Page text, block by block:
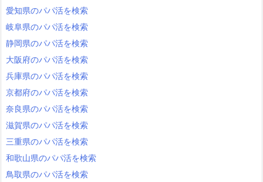
愛知県蒲郡市のパパ活を検索
愛知県犬山市のパパ活を検索
愛知県常滑市のパパ活を検索
愛知県江南市のパパ活を検索
愛知県新城市のパパ活を検索
愛知県東海市のパパ活を検索
愛知県大府市のパパ活を検索
愛知県知多市のパパ活を検索
愛知県知立市のパパ活を検索
愛知県尾張旭市のパパ活を検索
愛知県のパパ活を検索
岐阜県のパパ活を検索
静岡県のパパ活を検索
大阪府のパパ活を検索
兵庫県のパパ活を検索
京都府のパパ活を検索
奈良県のパパ活を検索
滋賀県のパパ活を検索
三重県のパパ活を検索
和歌山県のパパ活を検索
鳥取県のパパ活を検索